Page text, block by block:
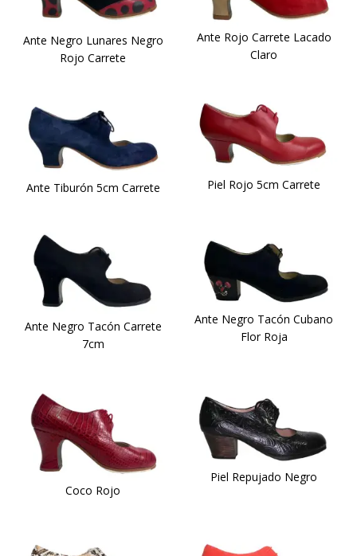
Ante Negro Lunares Negro
Rojo Carrete
Ante Rojo Carrete Lacado
Claro
Ante Tiburón 5cm Carrete Piel Rojo 5cm Carrete
Ante Negro Tacón Carrete
7cm
Ante Negro Tacón Cubano
Flor Roja
Coco Rojo
Piel Repujado Negro